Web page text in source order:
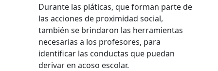
Durante las pláticas, que forman parte de
las acciones de proximidad social,
también se brindaron las herramientas
necesarias a los profesores, para
identificar las conductas que puedan
derivar en acoso escolar.